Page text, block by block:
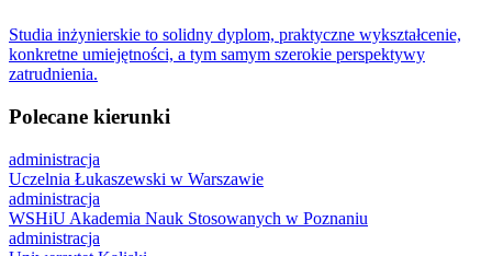
Studia inżynierskie to solidny dyplom, praktyczne wykształcenie,
konkretne umiejętności, a tym samym szerokie perspektywy
zatrudnienia.
Polecane kierunki
administracja
Uczelnia Łukaszewski w Warszawie
administracja
WSHiU Akademia Nauk Stosowanych w Poznaniu
administracja